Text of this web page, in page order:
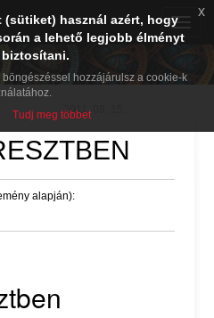
Toggle
2011. 08. 15.
alapján):
(sütiket) használ azért, hogy
a lehető legjobb élményt
hozzájárulsz a cookie-k
Tudj meg többet
x